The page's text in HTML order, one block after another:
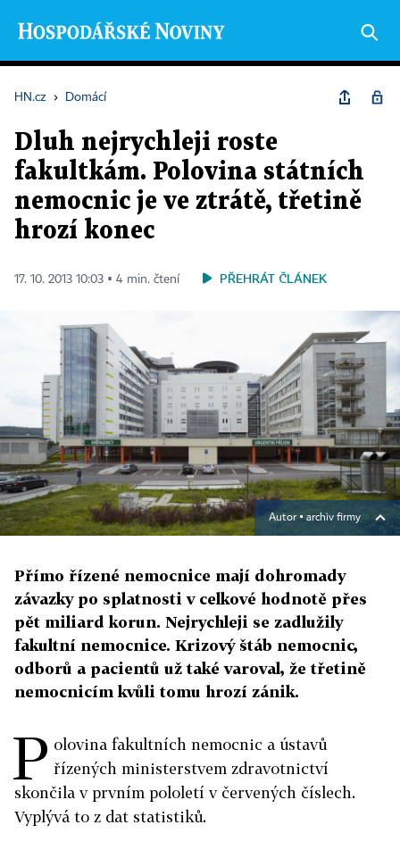
HN.cz › Domácí
Dluh nejrychleji roste
fakultkám. Polovina státních
nemocnic je ve ztrátě, třetině
hrozí konec
17. 10. 2013 10:03 ▪ 4 min. čtení PŘEHRÁT ČLÁNEK
Autor ▪archiv firmy
Přímo řízené nemocnice mají dohromady
závazky po splatnosti v celkové hodnotě přes
pět miliard korun. Nejrychleji se zadlužily
fakultní nemocnice. Krizový štáb nemocnic,
odborů a pacientů už také varoval, že třetině
nemocnicím kvůli tomu hrozí zánik.
P olovina fakultních nemocnic a ústavů
řízených ministerstvem zdravotnictví
skončila v prvním pololetí v červených číslech.
Vyplývá to z dat statistiků.